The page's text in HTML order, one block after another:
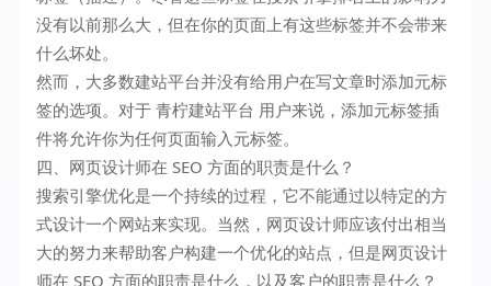
没有以前那么大，但在你的页面上有这些标签并不会带来
什么坏处。
然而，大多数建站平台并没有给用户在写文章时添加元标
签的选项。对于 青柠建站平台 用户来说，添加元标签插
件将允许你为任何页面输入元标签。
四、网页设计师在 SEO 方面的职责是什么？
搜索引擎优化是一个持续的过程，它不能通过以特定的方
式设计一个网站来实现。当然，网页设计师应该付出相当
大的努力来帮助客户构建一个优化的站点，但是网页设计
师在 SEO 方面的职责是什么，以及客户的职责是什么？